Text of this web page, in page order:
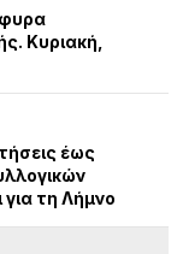
Κυριακή,
έως
για τη Λήμνο